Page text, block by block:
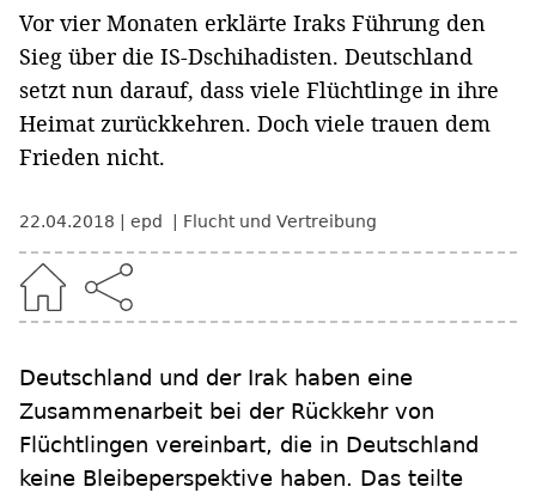
Vor vier Monaten erklärte Iraks Führung den
Sieg über die IS-Dschihadisten. Deutschland
setzt nun darauf, dass viele Flüchtlinge in ihre
Heimat zurückkehren. Doch viele trauen dem
Frieden nicht.
22.04.2018 epd Flucht und Vertreibung
Deutschland und der Irak haben eine
Zusammenarbeit bei der Rückkehr von
Flüchtlingen vereinbart, die in Deutschland
keine Bleibeperspektive haben. Das teilte